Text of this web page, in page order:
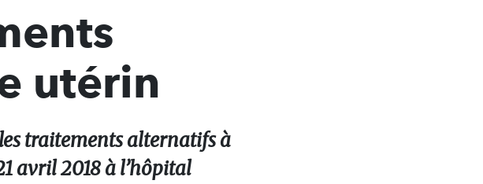
utérin
traitements alternatifs à
avril 2018 à l’hôpital